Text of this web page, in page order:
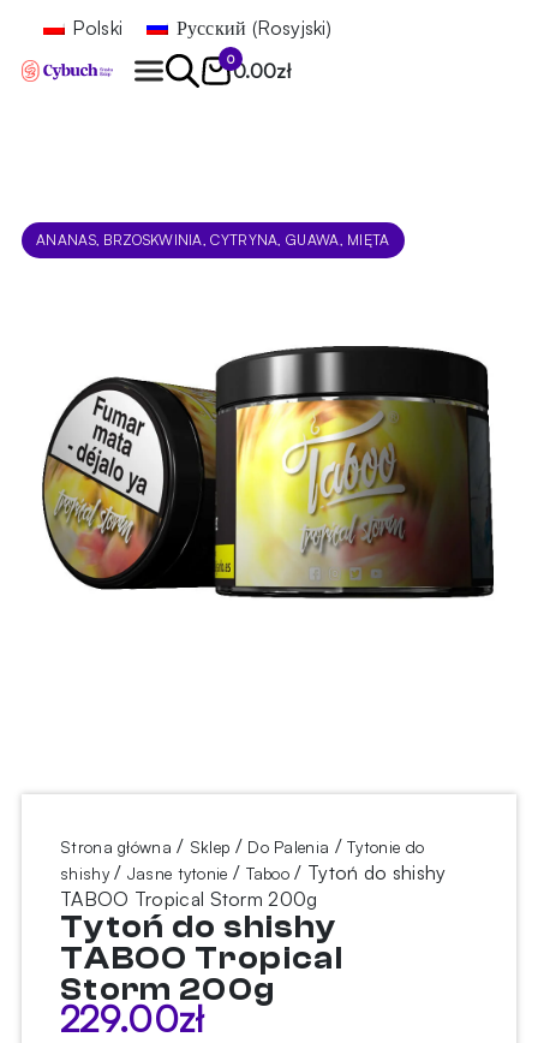
Polski Русский (Rosyjski)
0
0.00zł
ANANAS, BRZOSKWINIA, CYTRYNA, GUAWA, MIĘTA
Strona główna / Sklep / Do Palenia /Tytonie do
shishy/ Jasne tytonie / Taboo / Tytoń do shishy
TABOO Tropical Storm 200g
Tytoń do shishy
TABOO Tropical
Storm 200g
229.00zł